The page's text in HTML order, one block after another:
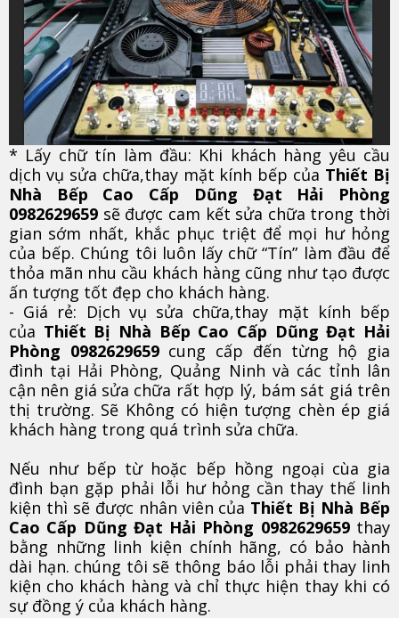
* Lấy chữ tín làm đầu: Khi khách hàng yêu cầu
dịch vụ sửa chữa,thay mặt kính bếp của Thiết Bị
Nhà Bếp Cao Cấp Dũng Đạt Hải Phòng
0982629659 sẽ được cam kết sửa chữa trong thời
gian sớm nhất, khắc phục triệt để mọi hư hỏng
của bếp. Chúng tôi luôn lấy chữ “Tín” làm đầu để
thỏa mãn nhu cầu khách hàng cũng như tạo được
ấn tượng tốt đẹp cho khách hàng.
- Giá rẻ: Dịch vụ sửa chữa,thay mặt kính bếp
của Thiết Bị Nhà Bếp Cao Cấp Dũng Đạt Hải
Phòng 0982629659cung cấp đến từng hộ gia
đình tại Hải Phòng, Quảng Ninh và các tỉnh lân
cận nên giá sửa chữa rất hợp lý, bám sát giá trên
thị trường. Sẽ Không có hiện tượng chèn ép giá
khách hàng trong quá trình sửa chữa.
Nếu như bếp từ hoặc bếp hồng ngoại cùa gia
đình bạn gặp phải lỗi hư hỏng cần thay thế linh
kiện thì sẽ được nhân viên của Thiết Bị Nhà Bếp
Cao Cấp Dũng Đạt Hải Phòng 0982629659thay
bằng những linh kiện chính hãng, có bảo hành
dài hạn. chúng tôi sẽ thông báo lỗi phải thay linh
kiện cho khách hàng và chỉ thực hiện thay khi có
sự đồng ý của khách hàng.